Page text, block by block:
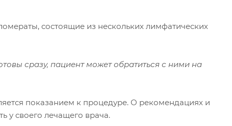
состоящие из нескольких лимфатических
сразу, пациент может обратиться с ними на
показанием к процедуре. О рекомендациях и
у своего лечащего врача.